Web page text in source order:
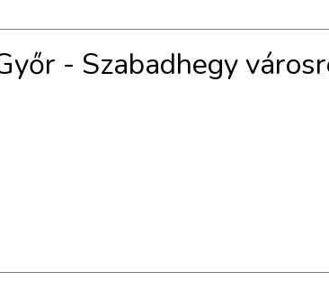
- Szabadhegy